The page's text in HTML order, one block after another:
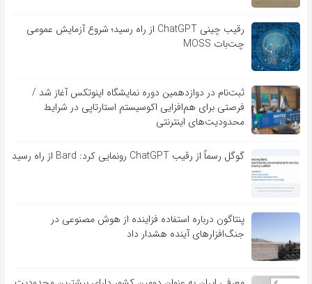
رقیب چینی ChatGPT از راه رسید؛ شروع آزمایش عمومی
چت‌بات MOSS
ثبت‌نام در دوازدهمین دوره نمایشگاه اینوتکس آغاز شد /
فرصتی برای هم‌افزایی اکوسیستم استارتاپی در شرایط
محدودیت‌های اینترنتی
گوگل رسماً از رقیب ChatGPT رونمایی کرد: Bard از راه رسید
پنتاگون درباره استفاده فزاینده از هوش مصنوعی در
جنگ‌افزارهای آینده هشدار داد